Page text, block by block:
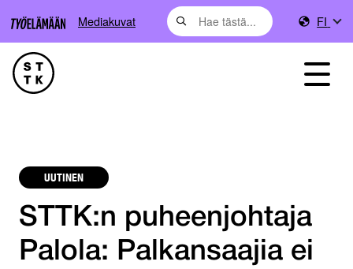
Mediakuvat FI
UUTINEN
STTK:n puheenjohtaja
Palola: Palkansaajia ei